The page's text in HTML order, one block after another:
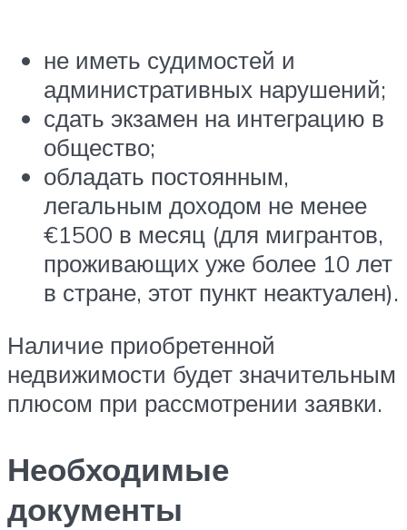
не иметь судимостей и
административных нарушений;
сдать экзамен на интеграцию в
общество;
обладать постоянным,
легальным доходом не менее
€1500 в месяц (для мигрантов,
проживающих уже более 10 лет
в стране, этот пункт неактуален).
Наличие приобретенной
недвижимости будет значительным
плюсом при рассмотрении заявки.
Необходимые
документы